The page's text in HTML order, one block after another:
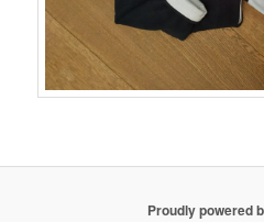
Proudly powered